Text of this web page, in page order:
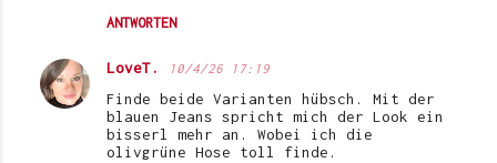
ANTWORTEN
LoveT. 10/4/26 17:19
Finde beide Varianten hübsch. Mit der
blauen Jeans spricht mich der Look ein
bisserl mehr an. Wobei ich die
olivgrüne Hose toll finde.